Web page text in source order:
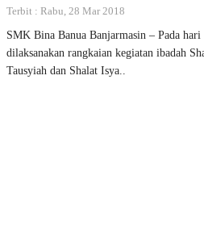
Terbit : Rabu, 28 Mar 2018
SMK Bina Banua Banjarmasin – Pada
dilaksanakan rangkaian kegiatan ibadah
Tausyiah dan Shalat Isya..